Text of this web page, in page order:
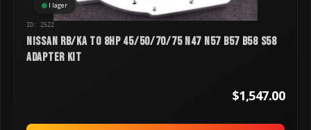
I lager
ID: 2522
Nissan RB/KA to 8HP 45/50/70/75 N47 N57 B57 B58 S58
Adapter Kit
$1,547.00